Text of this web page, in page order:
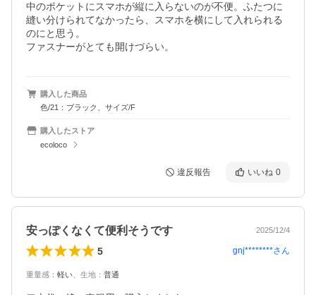
中のポケットにスマホが縦に入らないのが不便。ふたつに
縫い分けられてなかったら、スマホを横にして入れられる
のにと思う。
ファスナーがとても開けづらい。
購入した商品
色/21：ブラック、サイズ/F
購入したストア
ecoloco
違反報告 いいね 0
安っぽくなくて便利そうです 2025/12/4
5 gnj********さん
重量感 ： 軽い 生地 ： 普通